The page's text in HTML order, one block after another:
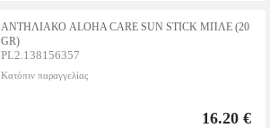
ΑΝΤΗΛΙΑΚΟ ALOHA CARE SUN STICK ΜΠΛΕ (20
GR)
PL2.138156357
Κατόπιν παραγγελίας
16.20 €